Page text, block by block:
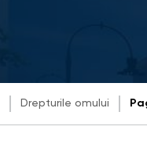
Drepturile omului